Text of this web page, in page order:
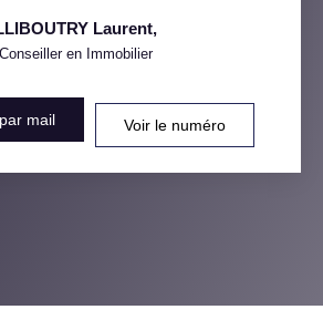
Laurent,
Conseiller en Immobilier
mail Voir le numéro